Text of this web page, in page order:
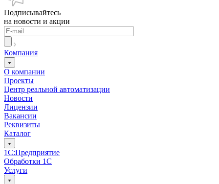
Подписывайтесь
на новости и акции
Компания
О компании
Проекты
Центр реальной автоматизации
Новости
Лицензии
Вакансии
Реквизиты
Каталог
1С:Предприятие
Обработки 1С
Услуги